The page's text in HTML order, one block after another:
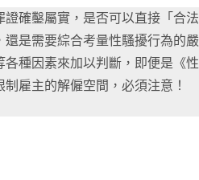
確鑿屬實，是否可以直接「合
是需要綜合考量性騷擾行為的
種因素來加以判斷，即便是《性
雇主的解僱空間，必須注意！